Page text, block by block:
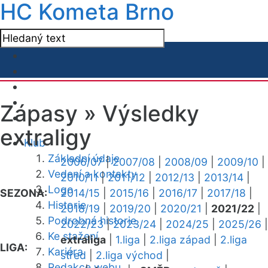
HC Kometa Brno
Klub
Základní údaje
Vedení a kontakty
Logo
Historie
Podrobná historie
Ke stažení
Kariéra
Zápasy » Výsledky
extraligy
SEZONA:
2006/07|2007/08 2008/09 2009/10
2010/11|2011/12 2012/13 2013/14
2014/15
2015/16 2016/17 2017/18
2018/19
2019/20 2020/21 2021/22
2022/23|2023/24 2024/25 2025/26
LIGA:
extraliga 1.liga 2.liga západ
2.liga
střed
2.liga východ